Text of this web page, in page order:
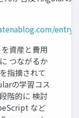
entry/
資産と費用
つながるか
指摘されて
の学習コス
階的に 検討
など